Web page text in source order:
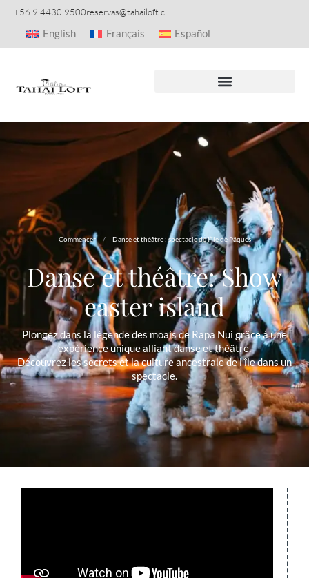
+56 9 4430 9500reservas@tahailoft.cl
English Français Español
Commencer / Danse et théâtre : spectacle de l’île de Pâques
Danse et théâtre: Show
easter island
Plongez dans la légende des moais de Rapa Nui grâce à une
expérience unique alliant danse et théâtre.
Découvrez les secrets et la culture ancestrale de l’île dans un
spectacle.